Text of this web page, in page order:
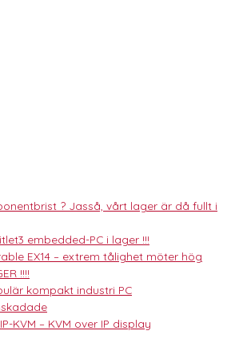
? Jasså, vårt lager är då fullt i
embedded-PC i lager !!!
EX14 – extrem tålighet möter hög
!!!!
kompakt industri PC
KVM – KVM over IP display